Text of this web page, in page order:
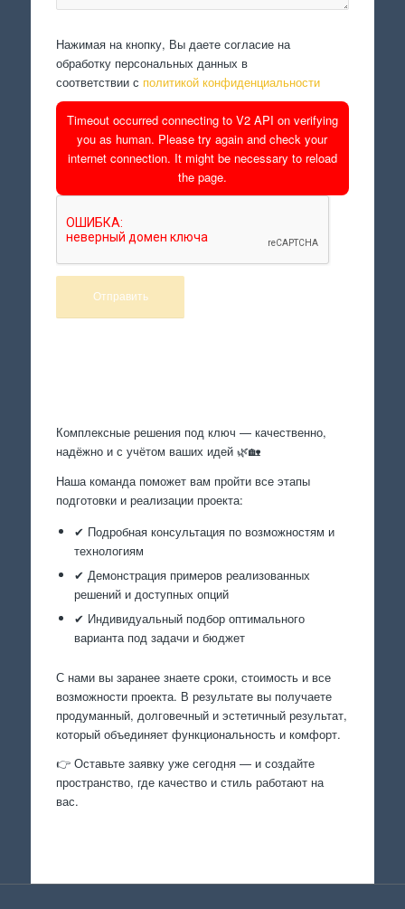
Нажимая на кнопку, Вы даете согласие на
обработку персональных данных в
соответствии с политикой конфиденциальности
Timeout occurred connecting to V2 API on verifying
you as human. Please try again and check your
internet connection. It might be necessary to reload
the page.
Комплексные решения под ключ — качественно,
надёжно и с учётом ваших идей 🌿🏡
Наша команда поможет вам пройти все этапы
подготовки и реализации проекта:
✔ Подробная консультация по возможностям и
технологиям
✔ Демонстрация примеров реализованных
решений и доступных опций
✔ Индивидуальный подбор оптимального
варианта под задачи и бюджет
С нами вы заранее знаете сроки, стоимость и все
возможности проекта. В результате вы получаете
продуманный, долговечный и эстетичный результат,
который объединяет функциональность и комфорт.
👉 Оставьте заявку уже сегодня — и создайте
пространство, где качество и стиль работают на
вас.